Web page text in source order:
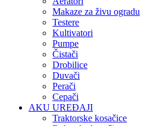
Makaze za živu ogradu
Testere
Kultivatori
Pumpe
Čistači
Drobilice
Duvači
Perači
Cepači
AKU UREĐAJI
Traktorske kosačice